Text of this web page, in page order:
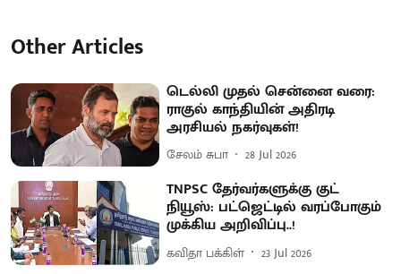
Other Articles
டெல்லி முதல் சென்னை வரை:
ராகுல் காந்தியின் அதிரடி
அரசியல் நகர்வுகள்!
சேலம் சுபா 28 Jul 2026
TNPSC தேர்வர்களுக்கு குட்
நியூஸ்: பட்ஜெட்டில் வரப்போகும்
முக்கிய அறிவிப்பு..!
கவிதா பக்கிள் 23 Jul 2026